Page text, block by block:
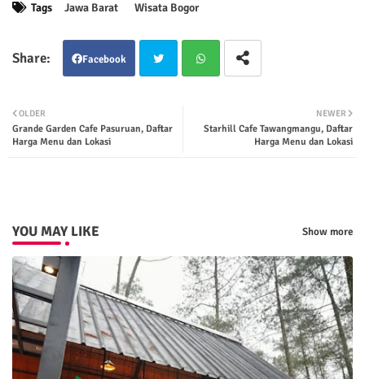
Tags Jawa Barat Wisata Bogor
Facebook
ter tsap
NEWER
Starhill Cafe Tawangmangu, Daftar
Harga Menu dan Lokasi
OLDER
Grande Garden Cafe Pasuruan, Daftar
Harga Menu dan Lokasi
YOU MAY LIKE Show more